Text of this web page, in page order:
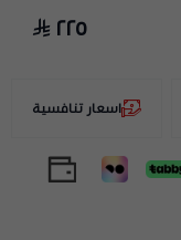
٢٢٥
اسعار تنافسية